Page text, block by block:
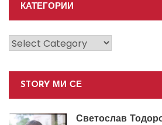
КАТЕГОРИИ
Категории
STORY МИ СЕ
Светослав